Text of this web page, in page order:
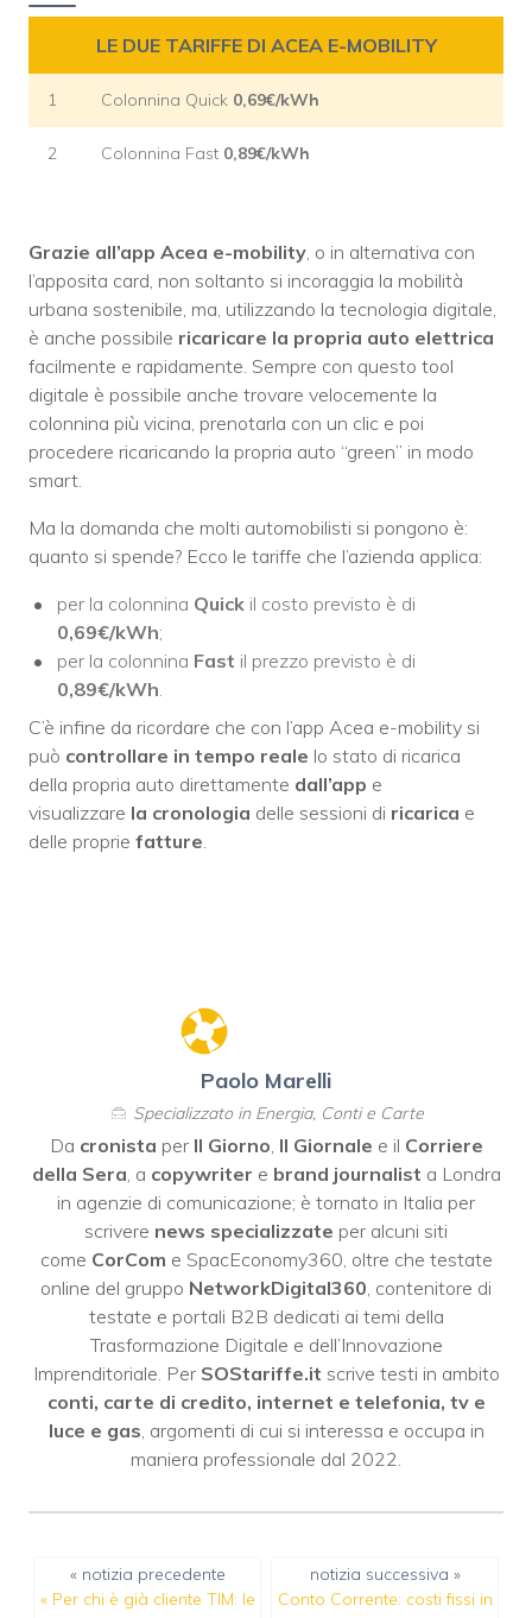
LE DUE TARIFFE DI ACEA E-MOBILITY
1 Colonnina Quick 0,69€/kWh
2 Colonnina Fast 0,89€/kWh
Grazie all’app Acea e-mobility , o in alternativa con
l’apposita card, non soltanto si incoraggia la mobilità
urbana sostenibile, ma, utilizzando la tecnologia digitale,
è anche possibile ricaricare la propria auto elettrica
facilmente e rapidamente. Sempre con questo tool
digitale è possibile anche trovare velocemente la
colonnina più vicina, prenotarla con un clic e poi
procedere ricaricando la propria auto “green” in modo
smart.
Ma la domanda che molti automobilisti si pongono è:
quanto si spende? Ecco le tariffe che l’azienda applica:
per la colonnina Quick il costo previsto è di
0,69€/kWh;
per la colonnina Fast il prezzo previsto è di
0,89€/kWh
C’è infine da ricordare che con l’app Acea e-mobility si
può controllare in tempo reale lo stato di ricarica
della propria auto direttamente dall’app e
visualizzare la cronologia delle sessioni di ricarica e
delle proprie fatture
Paolo Marelli
Specializzato in Energia, Conti e Carte
Da cronista per Il Giorno Il Giornale e il Corriere
della Sera , a copywriter e brand journalist a Londra
in agenzie di comunicazione; è tornato in Italia per
scrivere news specializzate per alcuni siti
come CorCom e SpacEconomy360, oltre che testate
online del gruppo NetworkDigital360 , contenitore di
testate e portali B2B dedicati ai temi della
Trasformazione Digitale e dell’Innovazione
Imprenditoriale. Per SOStariffe.it scrive testi in ambito
conti, carte di credito, internet e telefonia, tv e
luce e gas , argomenti di cui si interessa e occupa in
maniera professionale dal 2022.
« notizia precedente
« Per chi è già cliente TIM: le
notizia successiva »
Conto Corrente: costi fissi in